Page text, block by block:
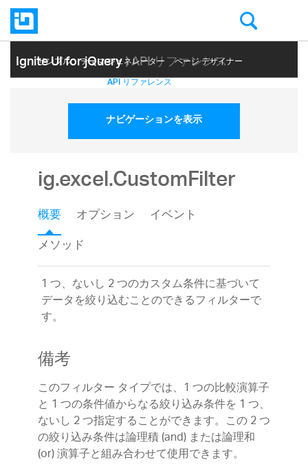
Ignite UI for jQuery| API リファレンス
サンプル テーマ ジェネレーター ページ デザイナー
ヘルプ トピック API リファレンス
ナビゲーションを表示
ig.excel.CustomFilter
概要 オプション
イベント
メソッド
1 つ、ないし 2 つのカスタム条件に基づいて
データを絞り込むことのできるフィルターで
す。
備考
このフィルター タイプでは、1 つの比較演算子
と 1 つの条件値からなる絞り込み条件を 1 つ、
ないし 2 つ指定することができます。この 2 つ
の絞り込み条件は論理積 (and) または論理和
(or) 演算子と組み合わせて使用できます。